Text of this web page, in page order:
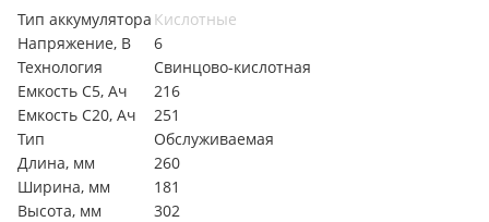
Тип аккумулятора Кислотные
Напряжение, В
6
Технология
Свинцово-кислотная
Емкость C5, Ач
216
Емкость C20, Ач
251
Тип
Обслуживаемая
Длина, мм
260
Ширина, мм
181
Высота, мм
302